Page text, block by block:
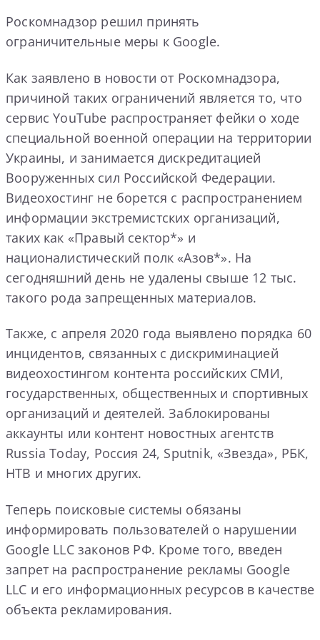
Роскомнадзор решил принять
ограничительные меры к Google.
Как заявлено в новости от Роскомнадзора,
причиной таких ограничений является то, что
сервис YouTube распространяет фейки о ходе
специальной военной операции на территории
Украины, и занимается дискредитацией
Вооруженных сил Российской Федерации.
Видеохостинг не борется с распространением
информации экстремистских организаций,
таких как «Правый сектор*» и
националистический полк «Азов*». На
сегодняшний день не удалены свыше 12 тыс.
такого рода запрещенных материалов.
Также, с апреля 2020 года выявлено порядка 60
инцидентов, связанных с дискриминацией
видеохостингом контента российских СМИ,
государственных, общественных и спортивных
организаций и деятелей. Заблокированы
аккаунты или контент новостных агентств
Russia Today, Россия 24, Sputnik, «Звезда», РБК,
НТВ и многих других.
Теперь поисковые системы обязаны
информировать пользователей о нарушении
Google LLC законов РФ. Кроме того, введен
запрет на распространение рекламы Google
LLC и его информационных ресурсов в качестве
объекта рекламирования.